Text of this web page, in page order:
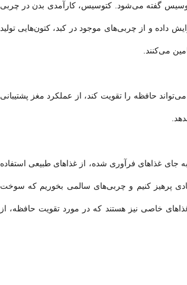
گفته می‌شود. کتوسیس، کارآمدی بدن در چربی
داده و از چربی‌های موجود در کبد، کتون‌هایی تولید
می‌کنند.
حافظه را تقویت کند، از عملکرد مغز پشتیبانی
غذاهای فرآوری شده، از غذاهای طبیعی استفاده
پرهیز کنیم و چربی‌های سالمی بخوریم که سوخت
خاصی نیز هستند که در مورد تقویت حافظه، از